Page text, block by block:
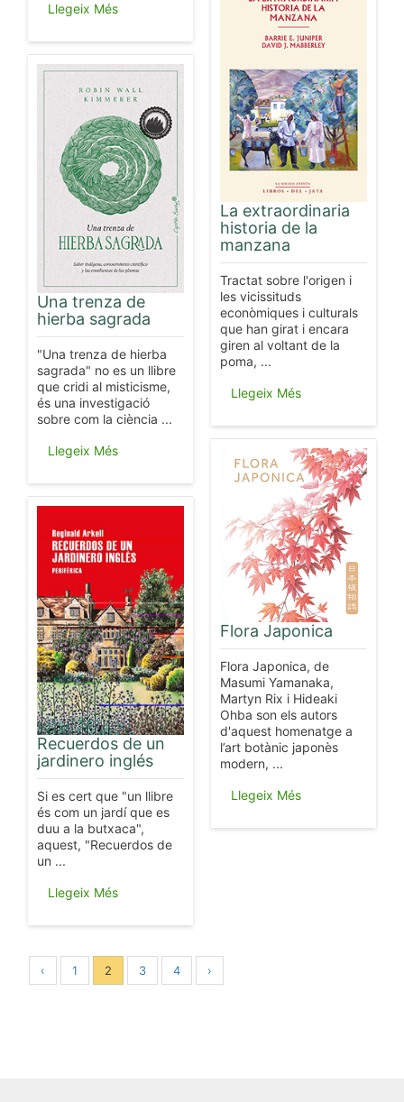
Llegeix Més
La extraordinaria
historia de la
manzana
Tractat sobre l'origen i
les vicissituds
econòmiques i culturals
que han girat i encara
giren al voltant de la
poma, ...
Llegeix Més
Una trenza de
hierba sagrada
"Una trenza de hierba
sagrada" no es un llibre
que cridi al misticisme,
és una investigació
sobre com la ciència ...
Llegeix Més
Flora Japonica
Flora Japonica, de
Masumi Yamanaka,
Martyn Rix i Hideaki
Ohba son els autors
d'aquest homenatge a
l’art botànic japonès
modern, ...
Llegeix Més
Recuerdos de un
jardinero inglés
Si es cert que "un llibre
és com un jardí que es
duu a la butxaca",
aquest, "Recuerdos de
un ...
Llegeix Més
‹ 1 2 3 4 ›